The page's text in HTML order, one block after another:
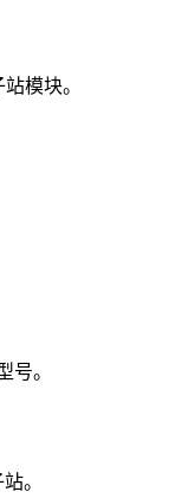
模块。
号。
。